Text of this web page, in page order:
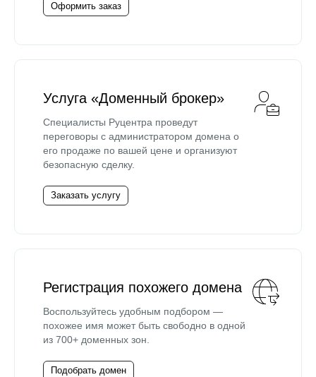
Оформить заказ
Услуга «Доменный брокер»
Специалисты Руцентра проведут
переговоры с администратором домена о
его продаже по вашей цене и организуют
безопасную сделку.
Заказать услугу
Регистрация похожего домена
Воспользуйтесь удобным подбором —
похожее имя может быть свободно в одной
из 700+ доменных зон.
Подобрать домен